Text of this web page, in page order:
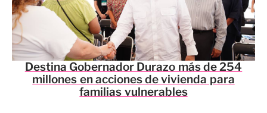
Destina Gobernador Durazo más de 254
millones en acciones de vivienda para
familias vulnerables